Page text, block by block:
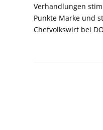
Verhandlungen
Punkte Marke und
Chefvolkswirt bei